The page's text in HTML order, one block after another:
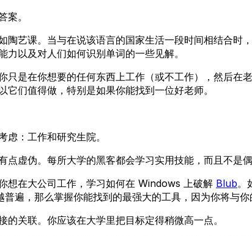
。
艺课。当与在说该语言的国家生活一段时间相结合时
以及对人们如何识别单词的一些见解。
是在你想要的任何东西上工作（或不工作），然后在
们值得做，特别是如果你能找到一位好老师。
：工作和研究生院。
虚伪。每所大学的黑客都会学习实用技能，而且不是偶
想在大公司工作，学习如何在 Windows 上破解 Blub。
遍，那么掌握你能找到的最强大的工具，因为你将与你
关联。你应该在大学里把目标定得稍微高一点。